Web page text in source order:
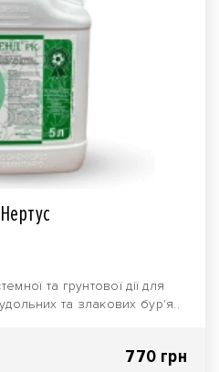
та грунтової дії для
та злакових бур'я..
770 грн